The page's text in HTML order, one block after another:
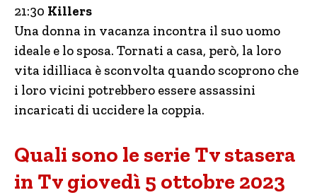
21:30 Killers
Una donna in vacanza incontra il suo uomo
ideale e lo sposa. Tornati a casa, però, la loro
vita idilliaca è sconvolta quando scoprono che
i loro vicini potrebbero essere assassini
incaricati di uccidere la coppia.
Quali sono le serie Tv stasera
in Tv giovedì 5 ottobre 2023